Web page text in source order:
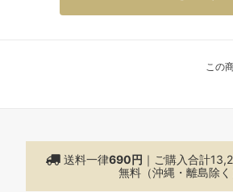
この
送料一律690円 ｜ご購入合計
無料（沖縄・離島除く